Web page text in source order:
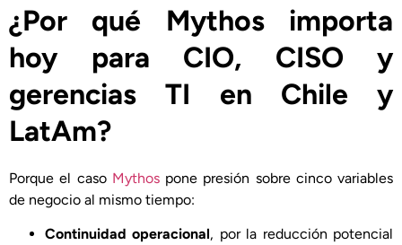
¿Por qué Mythos importa
hoy para CIO, CISO y
gerencias TI en Chile y
LatAm?
Porque el caso Mythospone presión sobre cinco variables
de negocio al mismo tiempo:
Continuidad operacional, por la reducción potencial